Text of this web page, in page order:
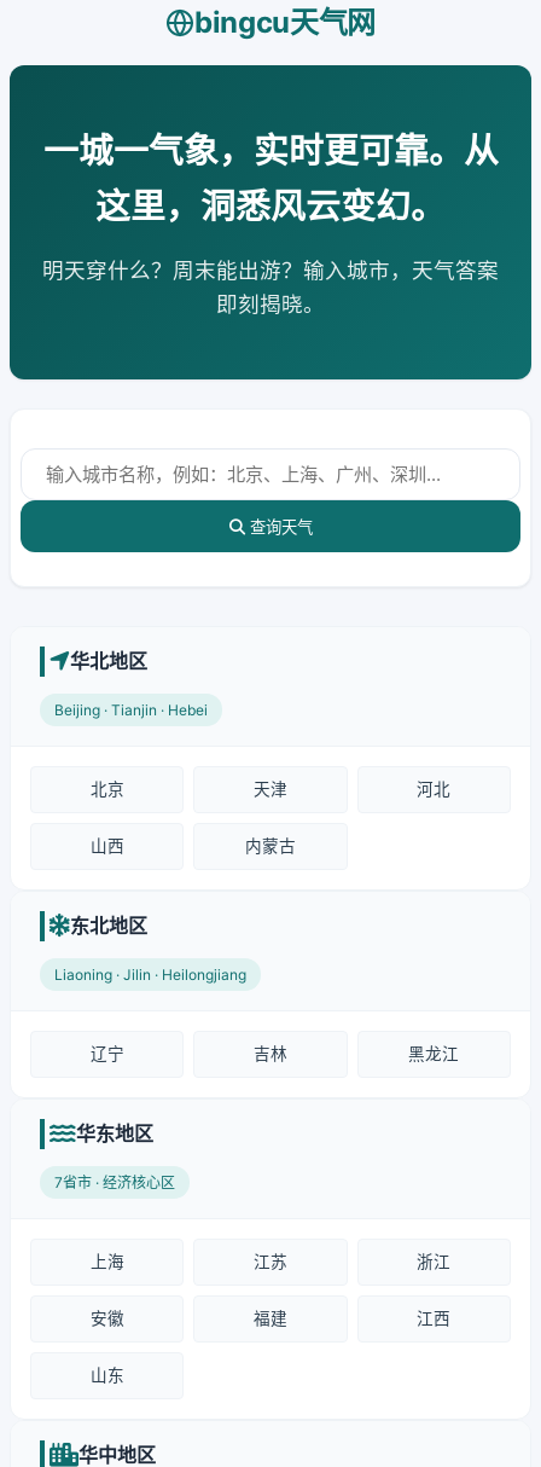
bingcu天气网
一城一气象，实时更可靠。从
这里，洞悉风云变幻。
明天穿什么？周末能出游？输入城市，天气答案
即刻揭晓。
查询天气
华北地区
Beijing · Tianjin · Hebei
北京 天津 河北
山西 内蒙古
东北地区
Liaoning · Jilin · Heilongjiang
辽宁 吉林 黑龙江
华东地区
7省市 · 经济核心区
上海 江苏 浙江
安徽 福建 江西
山东
华中地区